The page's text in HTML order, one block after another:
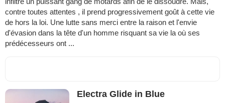
contre toutes attentes , il prend progressivement goût à cette vie
de hors la loi. Une lutte sans merci entre la raison et l'envie
d'évasion dans la tête d'un homme risquant sa vie la où ses
prédécesseurs ont ...
Electra Glide in Blue